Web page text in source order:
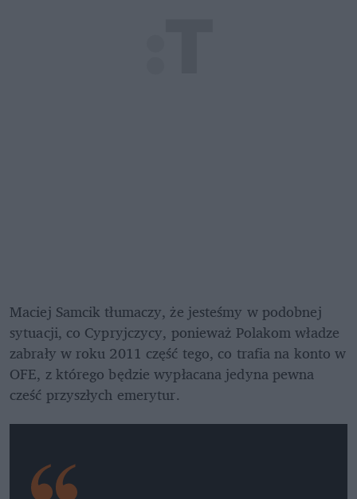
Maciej Samcik tłumaczy, że jesteśmy w podobnej
sytuacji, co Cypryjczycy, ponieważ Polakom władze
zabrały w roku 2011 część tego, co trafia na konto w
OFE, z którego będzie wypłacana jedyna pewna
cześć przyszłych emerytur.